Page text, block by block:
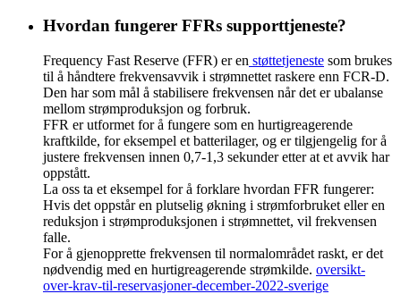
Hvordan fungerer FFRs supporttjeneste?
Frequency Fast Reserve (FFR) er en støttetjeneste som brukes
til å håndtere frekvensavvik i strømnettet raskere enn FCR-D.
Den har som mål å stabilisere frekvensen når det er ubalanse
mellom strømproduksjon og forbruk.
FFR er utformet for å fungere som en hurtigreagerende
kraftkilde, for eksempel et batterilager, og er tilgjengelig for å
justere frekvensen innen 0,7-1,3 sekunder etter at et avvik har
oppstått.
La oss ta et eksempel for å forklare hvordan FFR fungerer:
Hvis det oppstår en plutselig økning i strømforbruket eller en
reduksjon i strømproduksjonen i strømnettet, vil frekvensen
falle.
For å gjenopprette frekvensen til normalområdet raskt, er det
nødvendig med en hurtigreagerende strømkilde. oversikt-
over-krav-til-reservasjoner-december-2022-sverige